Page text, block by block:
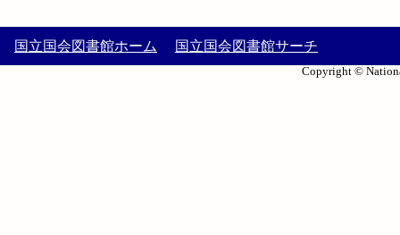
国立国会図書館ホーム 国立国会図書館サーチ
Copyright ©